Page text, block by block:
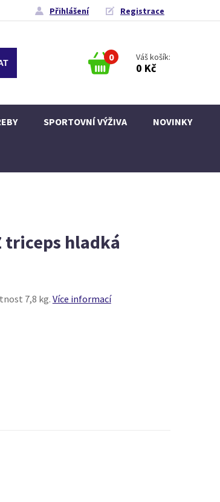
Přihlášení Registrace
0 Váš košík:
0 Kč
SPORTOVNÍ VÝŽIVA NOVINKY
triceps hladká
7,8 kg. Více informací